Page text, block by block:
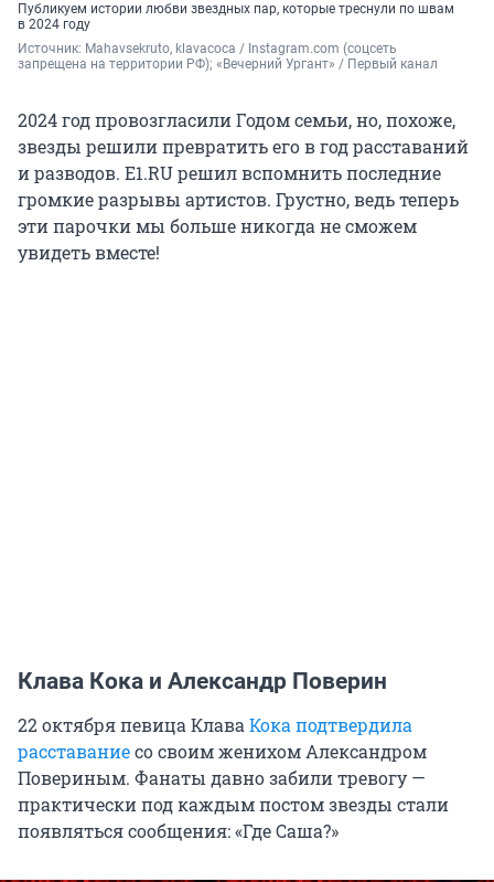
Публикуем истории любви звездных пар, которые треснули по швам
в 2024 году
Источник: Mahavsekruto, klavacoca / Instagram.com (соцсеть
запрещена на территории РФ); «Вечерний Ургант» / Первый канал
2024 год провозгласили Годом семьи, но, похоже,
звезды решили превратить его в год расставаний
и разводов. E1.RU решил вспомнить последние
громкие разрывы артистов. Грустно, ведь теперь
эти парочки мы больше никогда не сможем
увидеть вместе!
Клава Кока и Александр Поверин
22 октября певица КлаваКока подтвердила
расставаниесо своим женихом Александром
Повериным. Фанаты давно забили тревогу —
практически под каждым постом звезды стали
появляться сообщения: «Где Саша?»